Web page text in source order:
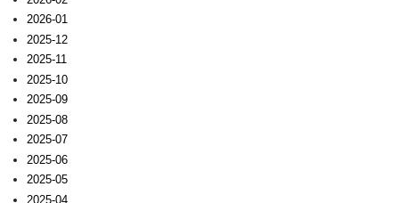
2026-01
2025-12
2025-11
2025-10
2025-09
2025-08
2025-07
2025-06
2025-05
2025-04